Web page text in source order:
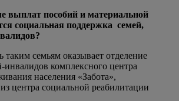
выплат пособий и материальной
социальная поддержка семей,
семьям оказывает отделение
инвалидов комплексного центра
населения «Забота»,
центра социальной реабилитации